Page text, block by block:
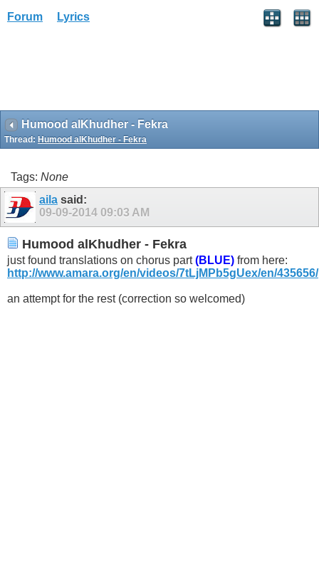
Forum Lyrics
Humood alKhudher - Fekra
Thread: Humood alKhudher - Fekra
Tags: None
aila said:
09-09-2014 09:03 AM
Humood alKhudher - Fekra
just found translations on chorus part(BLUE) from here:
http://www.amara.org/en/videos/7tLjMPb5gUex/en/435656/
an attempt for the rest (correction so welcomed)